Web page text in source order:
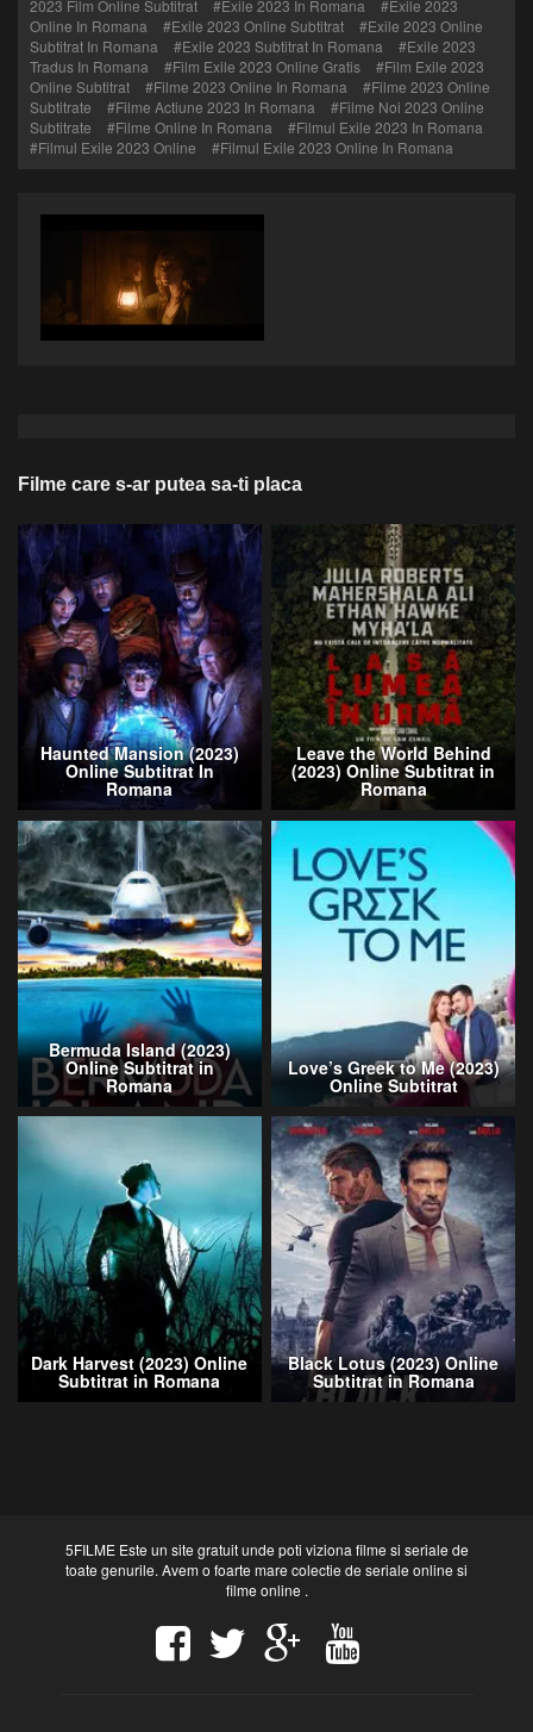
2023 Film Online Subtitrat
Exile 2023 In Romana
Exile 2023
Online In Romana
Exile 2023 Online Subtitrat
Exile 2023 Online
Subtitrat In Romana
Exile 2023 Subtitrat In Romana
Exile 2023
Tradus In Romana
Film Exile 2023 Online Gratis
Film Exile 2023
Online Subtitrat
Filme 2023 Online In Romana
Filme 2023 Online
Subtitrate
Filme Actiune 2023 In Romana
Filme Noi 2023 Online
Subtitrate
Filme Online In Romana
Filmul Exile 2023 In Romana
Filmul Exile 2023 Online
Filmul Exile 2023 Online In Romana
Filme care s-ar putea sa-ti placa
Haunted Mansion (2023)
Online Subtitrat In
Romana
Leave the World Behind
(2023) Online Subtitrat in
Romana
Bermuda Island (2023)
Online Subtitrat in
Romana
Love’s Greek to Me (2023)
Online Subtitrat
Dark Harvest (2023) Online
Subtitrat in Romana
Black Lotus (2023) Online
Subtitrat in Romana
5FILME Este un site gratuit unde poti viziona filme si seriale de
toate genurile. Avem o foarte mare colectie de seriale online si
filme online .